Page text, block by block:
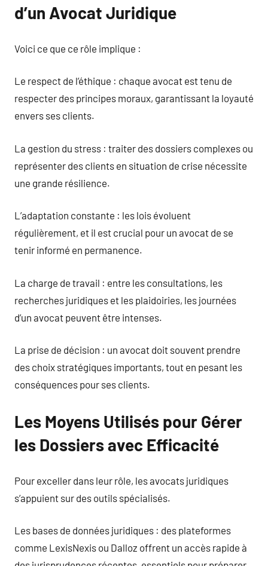
d’un Avocat Juridique
Voici ce que ce rôle implique :
Le respect de l’éthique : chaque avocat est tenu de
respecter des principes moraux, garantissant la loyauté
envers ses clients.
La gestion du stress : traiter des dossiers complexes ou
représenter des clients en situation de crise nécessite
une grande résilience.
L’adaptation constante : les lois évoluent
régulièrement, et il est crucial pour un avocat de se
tenir informé en permanence.
La charge de travail : entre les consultations, les
recherches juridiques et les plaidoiries, les journées
d’un avocat peuvent être intenses.
La prise de décision : un avocat doit souvent prendre
des choix stratégiques importants, tout en pesant les
conséquences pour ses clients.
Les Moyens Utilisés pour Gérer
les Dossiers avec Efficacité
Pour exceller dans leur rôle, les avocats juridiques
s’appuient sur des outils spécialisés.
Les bases de données juridiques : des plateformes
comme LexisNexis ou Dalloz offrent un accès rapide à